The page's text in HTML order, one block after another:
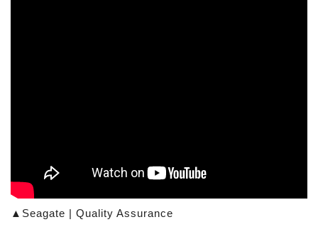
▲Seagate | Quality Assurance